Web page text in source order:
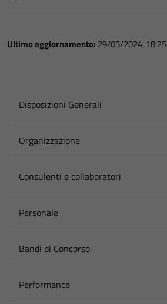
Ultimo aggiornamento: 29/05/2024, 18:25
Disposizioni Generali
Organizzazione
Consulenti e collaboratori
Personale
Bandi di Concorso
Performance